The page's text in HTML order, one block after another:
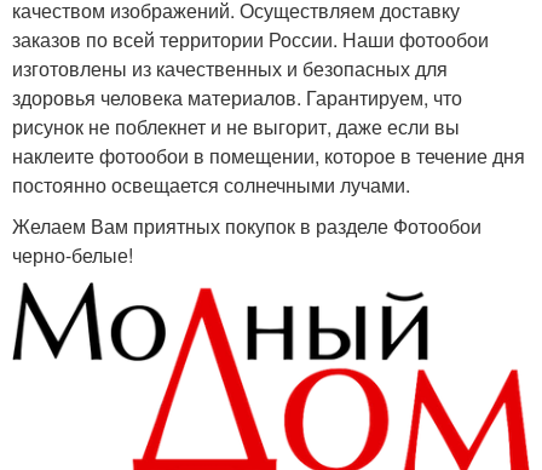
качеством изображений. Осуществляем доставку
заказов по всей территории России. Наши фотообои
изготовлены из качественных и безопасных для
здоровья человека материалов. Гарантируем, что
рисунок не поблекнет и не выгорит, даже если вы
наклеите фотообои в помещении, которое в течение дня
постоянно освещается солнечными лучами.
Желаем Вам приятных покупок в разделе Фотообои
черно-белые!